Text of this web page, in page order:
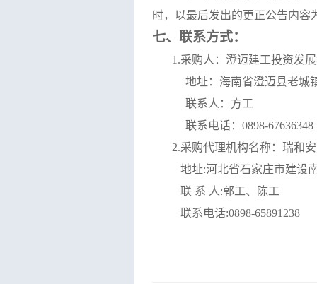
时，以最后发出的更正公告内容
七、联系方式：
1.采购人： 澄迈建工投资发
地址：海南省澄迈县老城
联系人： 方工
联系电话： 0898-67636348
2.采购代理机构名称：瑞和
地址:河北省石家庄市建设
联 系 人:郭工、陈工
联系电话:0898-65891238